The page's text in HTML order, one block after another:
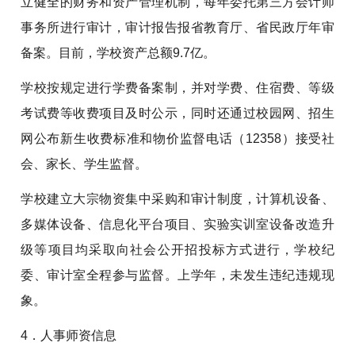
事务所进行审计，审计报告报省教育厅、省民政厅年审
备案。目前，学校资产总额9.7亿。
学校按规定进行学费备案制，并对学费、住宿费、等级
考试费等收费项目及时公示，同时还通过校园网、招生
网公布新生收费标准和物价监督电话（12358）接受社
会、家长、学生监督。
学校建立大宗物资集中采购和审计制度，计算机设备、
多媒体设备、信息化平台项目、实验实训室设备改造升
级等项目均采取向社会公开招投标方式进行，学校纪
委、审计室全程参与监督。上学年，未发生违纪违规现
象。
4．人事师资信息